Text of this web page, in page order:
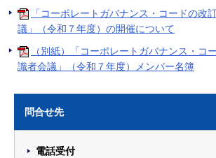
「コーポレートガバナンス・コードの改
議」（令和７年度）の開催について
（別紙）「コーポレートガバナンス・コ
識者会議」（令和７年度）メンバー名簿
問合せ先
電話受付